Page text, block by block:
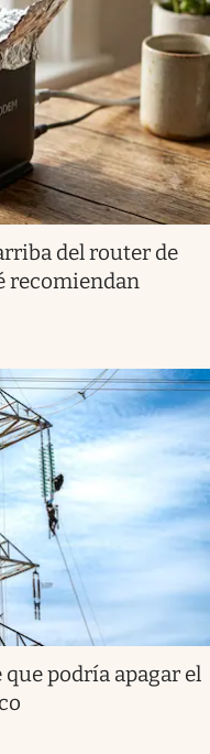
del router de
recomiendan
podría apagar el